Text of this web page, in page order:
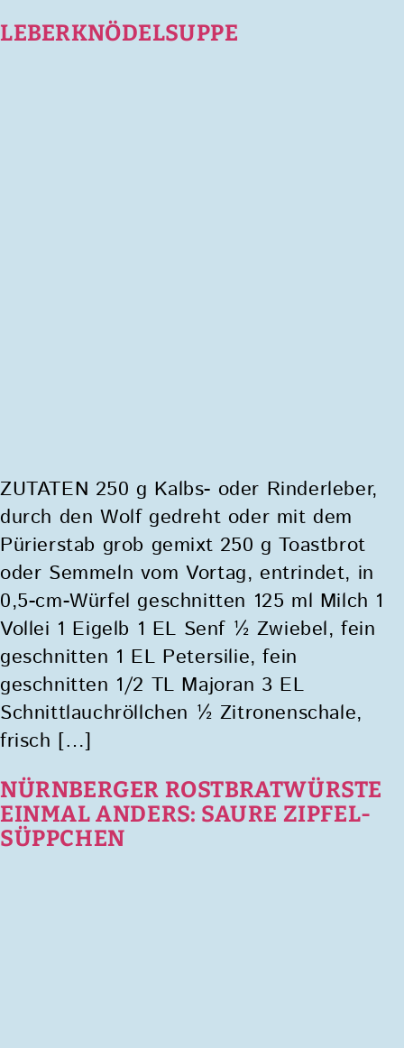
LEBERKNÖDELSUPPE
ZUTATEN 250 g Kalbs- oder Rinderleber,
durch den Wolf gedreht oder mit dem
Pürierstab grob gemixt 250 g Toastbrot
oder Semmeln vom Vortag, entrindet, in
0,5-cm-Würfel geschnitten 125 ml Milch 1
Vollei 1 Eigelb 1 EL Senf ½ Zwiebel, fein
geschnitten 1 EL Petersilie, fein
geschnitten 1/2 TL Majoran 3 EL
Schnittlauchröllchen ½ Zitronenschale,
frisch […]
NÜRNBERGER ROSTBRATWÜRSTE
EINMAL ANDERS: SAURE ZIPFEL-
SÜPPCHEN